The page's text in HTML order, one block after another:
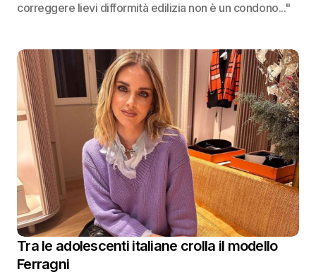
correggere lievi difformità edilizia non è un condono..."
Tra le adolescenti italiane crolla il modello
Ferragni